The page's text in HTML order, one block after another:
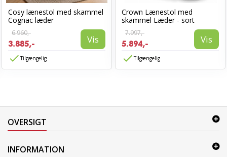
Cosy lænestol med skammel
Cognac læder
6.960,-
3.885,- Vis
Tilgængelig
Crown Lænestol med
skammel Læder - sort
7.997,-
5.894,- Vis
Tilgængelig
OVERSIGT
INFORMATION